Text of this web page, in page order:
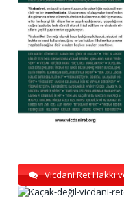
Vicdani Ret Hakkı